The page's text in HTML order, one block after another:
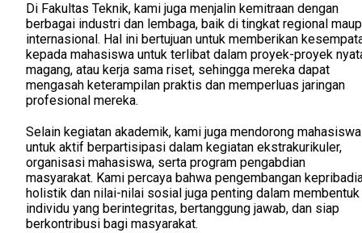
Di Fakultas Teknik, kami juga menjalin kemitraan dengan
berbagai industri dan lembaga, baik di tingkat regional
internasional. Hal ini bertujuan untuk memberikan
kepada mahasiswa untuk terlibat dalam proyek-proyek
magang, atau kerja sama riset, sehingga mereka dapat
mengasah keterampilan praktis dan memperluas jaringan
profesional mereka.
Selain kegiatan akademik, kami juga mendorong mahasiswa
untuk aktif berpartisipasi dalam kegiatan ekstrakurikuler,
organisasi mahasiswa, serta program pengabdian
masyarakat. Kami percaya bahwa pengembangan
holistik dan nilai-nilai sosial juga penting dalam membentuk
individu yang berintegritas, bertanggung jawab, dan siap
berkontribusi bagi masyarakat.